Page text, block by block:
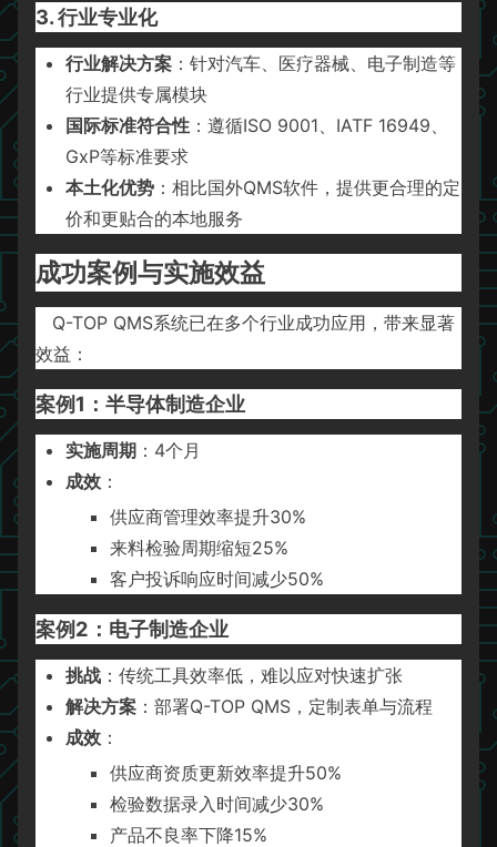
3. 行业专业化
行业解决方案 ：针对汽车、医疗器械、电子制造等
行业提供专属模块
国际标准符合性 ：遵循ISO 9001、IATF 16949、
GxP等标准要求
本土化优势 ：相比国外QMS软件，提供更合理的定
价和更贴合的本地服务
成功案例与实施效益
Q-TOP QMS系统已在多个行业成功应用，带来显著
效益：
案例1：半导体制造企业
实施周期 ：4个月
成效 ：
供应商管理效率提升30%
来料检验周期缩短25%
客户投诉响应时间减少50%
案例2：电子制造企业
挑战 ：传统工具效率低，难以应对快速扩张
解决方案 ：部署Q-TOP QMS，定制表单与流程
成效 ：
供应商资质更新效率提升50%
检验数据录入时间减少30%
产品不良率下降15%